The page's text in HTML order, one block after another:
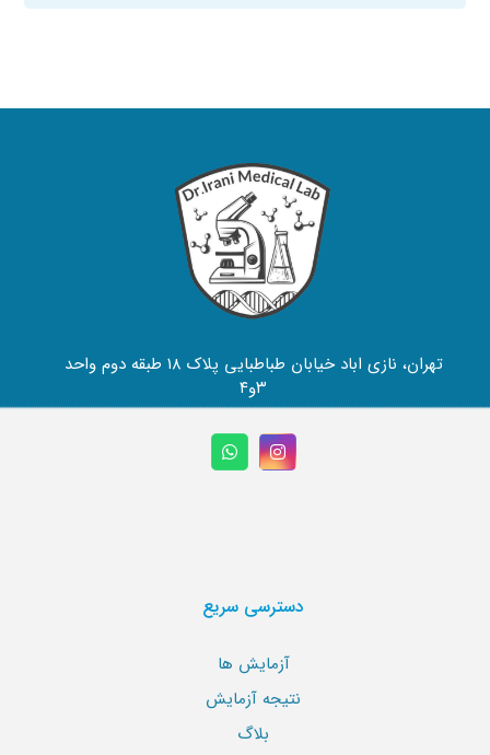
تهران، نازی اباد خیابان طباطبایی پلاک ۱۸ طبقه دوم واحد
۳و۴
دسترسی سریع
آزمایش ها
نتیجه آزمایش
بلاگ